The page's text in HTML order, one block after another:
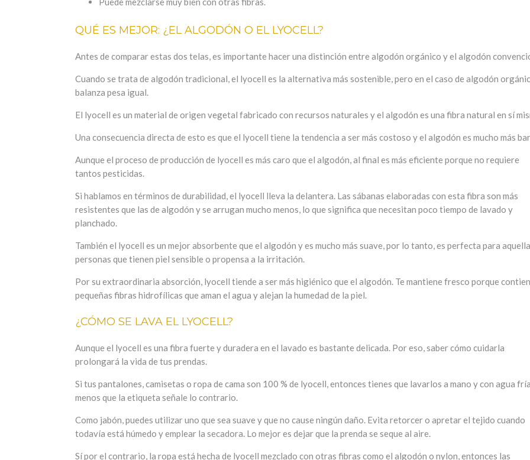
QUÉ ES MEJOR: ¿EL ALGODÓN O EL LYOCELL?
Antes de comparar estas dos telas, es importante hacer una distinción entre algodón orgánico y el algodón
Cuando se trata de algodón tradicional, el lyocell es la alternativa más sostenible, pero en el caso de algodón
balanza pesa igual.
El lyocell es un material de origen vegetal fabricado con recursos naturales y el algodón es una fibra natural en sí
Una consecuencia directa de esto es que el lyocell tiene la tendencia a ser más costoso y el algodón es mucho más
Aunque el proceso de producción de lyocell es más caro que el algodón, al final es más eficiente porque no requiere
tantos pesticidas.
Si hablamos en términos de durabilidad, el lyocell lleva la delantera. Las sábanas elaboradas con esta fibra son más
resistentes que las de algodón y se arrugan mucho menos, lo que significa que necesitan poco tiempo de lavado y
planchado.
También el lyocell es un mejor absorbente que el algodón y es mucho más suave, por lo tanto, es perfecta para
personas que tienen piel sensible o propensa a la irritación.
Por su extraordinaria absorción, lyocell tiende a ser más higiénico que el algodón. Te mantiene fresco porque
pequeñas fibras hidrofílicas que aman el agua y alejan la humedad de la piel.
¿CÓMO SE LAVA EL LYOCELL?
Aunque el lyocell es una fibra fuerte y duradera en el lavado es bastante delicada. Por eso, saber cómo cuidarla
prolongará la vida de tus prendas.
Si tus pantalones, camisetas o ropa de cama son 100 % de lyocell, entonces tienes que lavarlos a mano y con agua
menos que la etiqueta señale lo contrario.
Como jabón, puedes utilizar uno que sea suave y que no cause ningún daño. Evita retorcer o apretar el tejido cuando
todavía está húmedo y emplear la secadora. Lo mejor es dejar que la prenda se seque al aire.
Sí por el contrario, la ropa está hecha de lyocell mezclado con otras fibras como el algodón o nylon, entonces las